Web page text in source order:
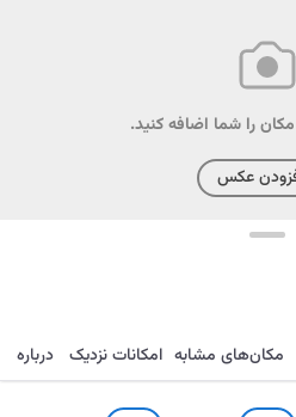
را شما اضافه کنید.
عکس
ارسال
مکان‌های مشابه امکانات نزدیک درباره